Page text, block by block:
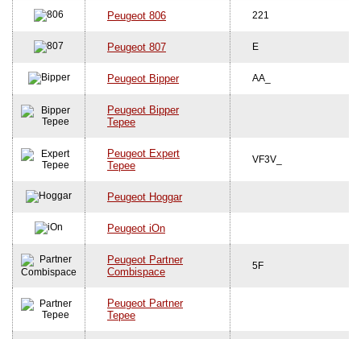
Peugeot 806 221
Peugeot 807 E
Peugeot Bipper AA_
Peugeot Bipper
Tepee
Peugeot Expert
Tepee
VF3V_
Peugeot Hoggar
Peugeot iOn
Peugeot Partner
Combispace
5F
Peugeot Partner
Tepee